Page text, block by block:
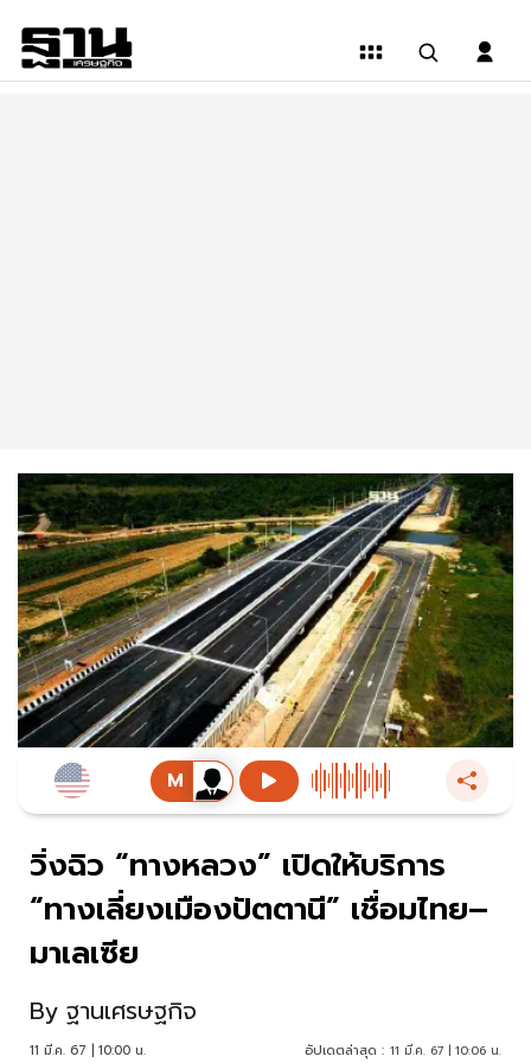
วิ่งฉิว “ทางหลวง” เปิดให้บริการ
“ทางเลี่ยงเมืองปัตตานี” เชื่อมไทย–
มาเลเซีย
By ฐานเศรษฐกิจ
11 มี.ค. 67 | 10:00 น. อัปเดตล่าสุด : 11 มี.ค. 67 | 10:06 น.